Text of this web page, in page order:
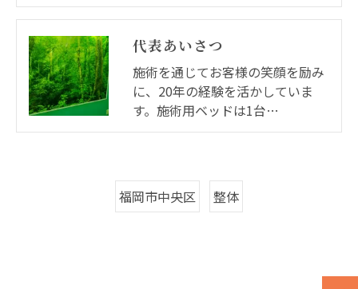
代表あいさつ
施術を通じてお客様の笑顔を励み
に、20年の経験を活かしていま
す。施術用ベッドは1台…
福岡市中央区 整体